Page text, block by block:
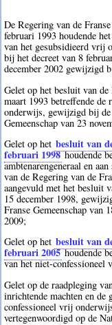
De Regering van de
februari 1993 houdende
van het gesubsidieerd vrij
bij het decreet van 8
december 2002 gewijzigd
Gelet op het besluit van de
maart 1993 betreffende de
onderwijs, gewijzigd bij de
Gemeenschap van 23
Gelet op het besluit van
februari 1998houdende
ambtenarengeneraal en
van de Regering van de
aangevuld met het besluit
15 december 1998,
Franse Gemeenschap van
2009;
Gelet op het besluit van
februari 2005houdende
van het niet-confessioneel
Gelet op de raadpleging
inrichtende machten en de
confessioneel vrij
vertegenwoordigd op de